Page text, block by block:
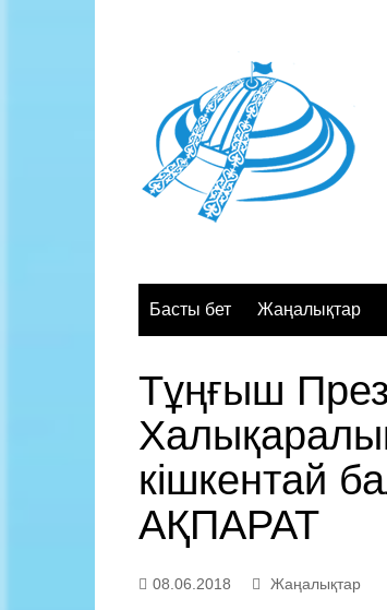
Басты бет Жаңалықтар
Тұңғыш
кішкентай
АҚПАРАТ
08.06.2018 Жаңалықтар